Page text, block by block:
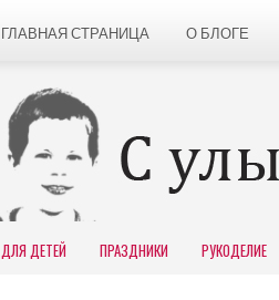
ГЛАВНАЯ СТРАНИЦА О БЛОГЕ
ДЛЯ ДЕТЕЙ ПРАЗДНИКИ РУКОДЕЛИЕ